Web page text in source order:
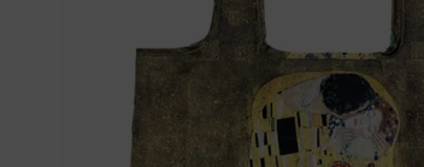
Egon Schiele
Gustav Klimt
James Rizzi
Ludwig van Beethoven
Maria Sibylla Merian